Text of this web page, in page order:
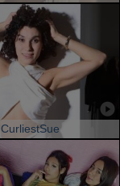
CurliestSue